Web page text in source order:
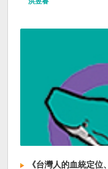
《台灣人的血統定位